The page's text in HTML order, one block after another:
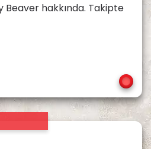
Beaver hakkında. Takipte